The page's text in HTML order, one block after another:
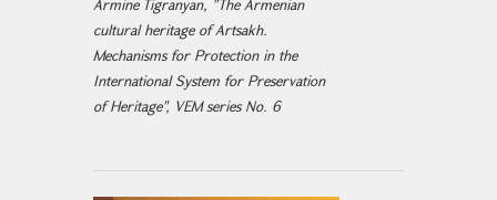
Armine Tigranyan, "The Armenian
cultural heritage of Artsakh.
Mechanisms for Protection in the
International System for Preservation
of Heritage", VEM series No. 6